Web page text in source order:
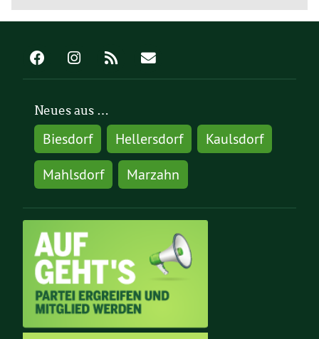
Neues aus …
Biesdorf Hellersdorf
Kaulsdorf
Mahlsdorf
Marzahn